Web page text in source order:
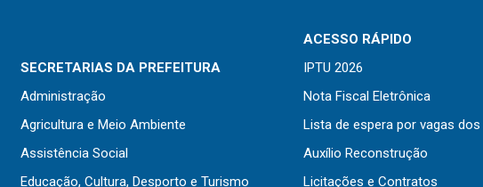
SECRETARIAS DA PREFEITURA
Administração
Agricultura e Meio Ambiente
Assistência Social
Educação, Cultura, Desporto e Turismo
ACESSO RÁPIDO
IPTU 2026
Nota Fiscal Eletrônica
Lista de espera por vagas
Auxílio Reconstrução
Licitações e Contratos